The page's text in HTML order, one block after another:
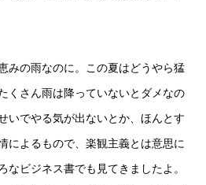
みの雨なのに。この夏はどうやら猛
くさん雨は降っていないとダメなの
いでやる気が出ないとか、ほんとす
によるもので、楽観主義とは意思に
なビジネス書でも見てきましたよ。